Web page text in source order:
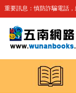
重要訊息：慎防詐騙電話